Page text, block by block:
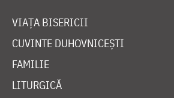
VIAȚA BISERICII
CUVINTE DUHOVNICEȘTI
FAMILIE
LITURGICĂ